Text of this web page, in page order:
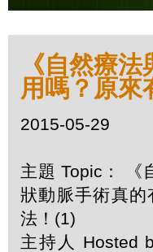
《自然療
用嗎？原來
2015-05-29
主題 Topic： 《
狀動脈手術真
法！(1)
主持人 Hosted